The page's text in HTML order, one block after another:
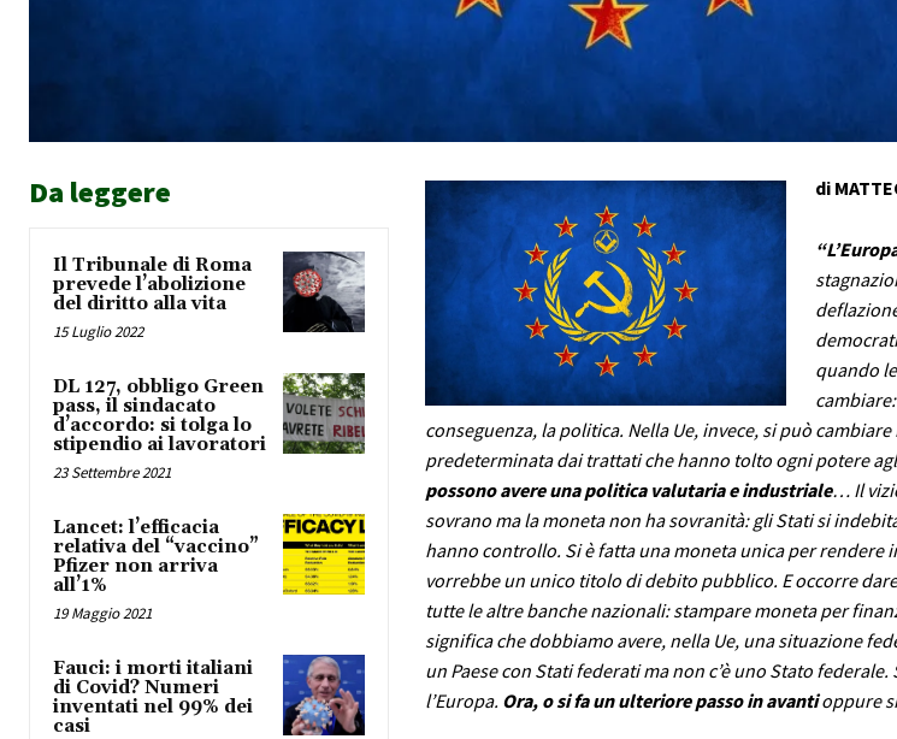
Da leggere
Il Tribunale di Roma
prevede l’abolizione
del diritto alla vita
15 Luglio 2022
DL 127, obbligo Green
pass, il sindacato
d’accordo: si tolga lo
stipendio ai lavoratori
23 Settembre 2021
Lancet: l’efficacia
relativa del “vaccino”
Pfizer non arriva
all’1%
19 Maggio 2021
Fauci: i morti italiani
di Covid? Numeri
inventati nel 99% dei
casi
di
quando
conseguenza, la politica. Nella Ue, invece, si può
predeterminata dai trattati che hanno tolto ogni potere
possono avere una politica valutaria e industriale… Il
sovrano ma la moneta non ha sovranità: gli Stati si
hanno controllo. Si è fatta una moneta unica per rendere
vorrebbe un unico titolo di debito pubblico. E occorre
tutte le altre banche nazionali: stampare moneta per
significa che dobbiamo avere, nella Ue, una situazione
un Paese con Stati federati ma non c’è uno Stato
l’Europa. Ora, o si fa un ulteriore passo in avantioppure